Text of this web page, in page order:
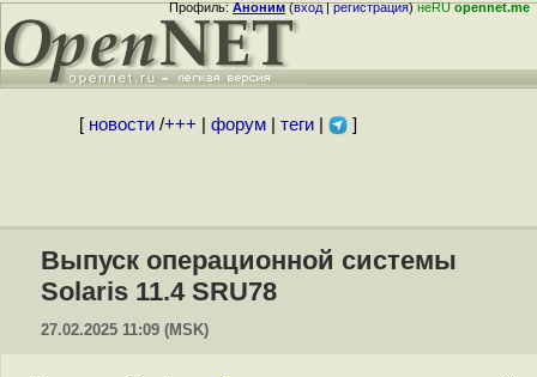
Профиль:Аноним(вход|регистрация)неRUopennet.me
[ новости/+++ форум| теги| ]
Выпуск операционной системы
Solaris 11.4 SRU78
27.02.2025 11:09 (MSK)